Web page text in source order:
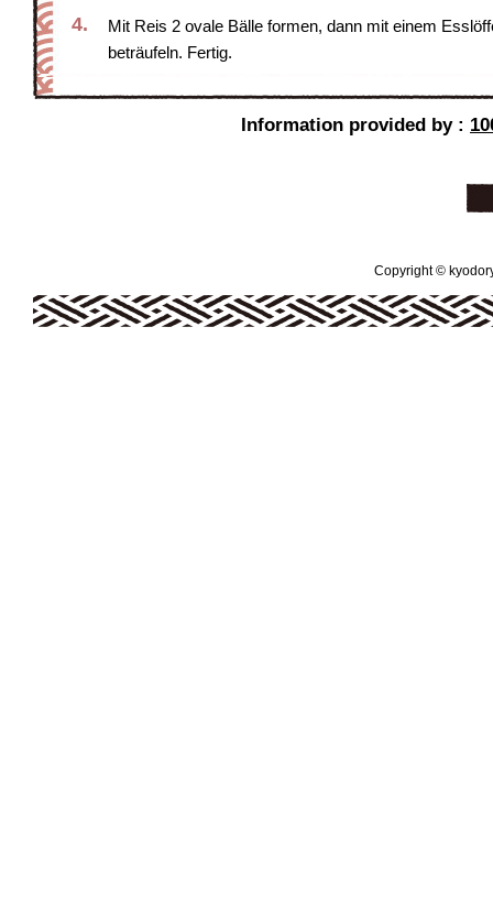
4.
Mit Reis 2 ovale Bälle formen, dann mit einem
beträufeln. Fertig.
Information provided by :
Copyright ©